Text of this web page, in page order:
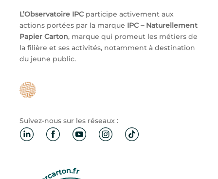
L’Observatoire IPC participe activement aux
actions portées par la marque IPC – Naturellement
Papier Carton, marque qui promeut les métiers de
la filière et ses activités, notamment à destination
du jeune public.
Suivez-nous sur les réseaux :